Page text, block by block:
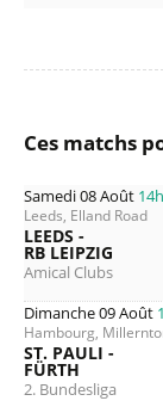
Ces matchs
Samedi 08 Août
Leeds, Elland Road
LEEDS -
RB LEIPZIG
Amical Clubs
Dimanche 09 Août
Hambourg,
ST. PAULI -
FÜRTH
2. Bundesliga